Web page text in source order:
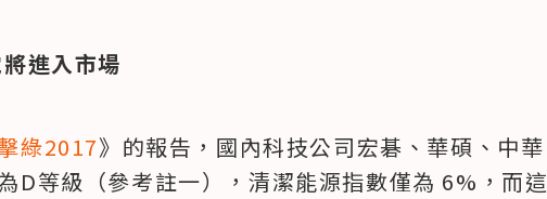
進入市場
綠2017》的報告，國內科技公司宏碁、華碩、中華
D等級（參考註一），清潔能源指數僅為 6%，而這